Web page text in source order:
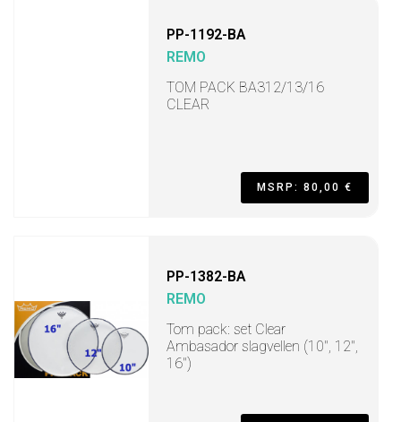
PP-1192-BA
REMO
TOM PACK BA312/13/16
CLEAR
MSRP: 80,00 €
PP-1382-BA
REMO
Tom pack: set Clear
Ambasador slagvellen (10", 12",
16")